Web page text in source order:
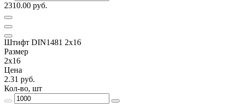
2310.00 руб.
Штифт DIN1481 2х16
Размер
2х16
Цена
2.31 руб.
Кол-во, шт